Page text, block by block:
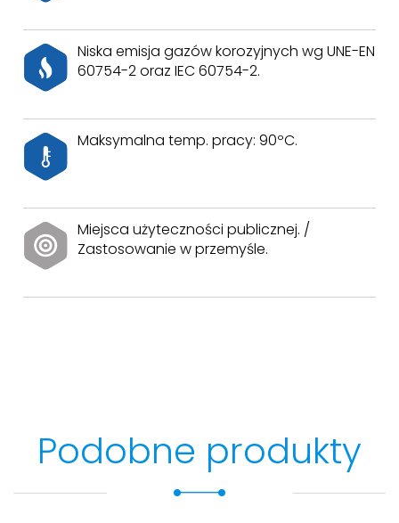
Niska emisja gazów korozyjnych wg UNE-EN
60754-2 oraz IEC 60754-2.
Maksymalna temp. pracy: 90ºC.
Miejsca użyteczności publicznej. /
Zastosowanie w przemyśle.
Podobne produkty